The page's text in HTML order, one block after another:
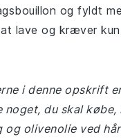
og fyldt
lave og kræver
i denne opskrift
du skal købe,
olivenolie ved